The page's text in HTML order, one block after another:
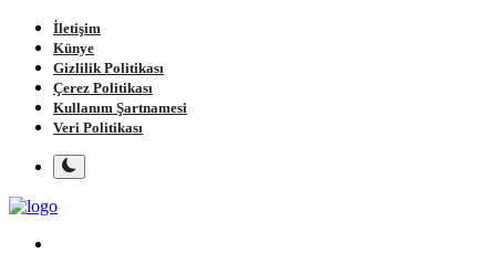
İletişim
Künye
Gizlilik Politikası
Çerez Politikası
Kullanım Şartnamesi
Veri Politikası